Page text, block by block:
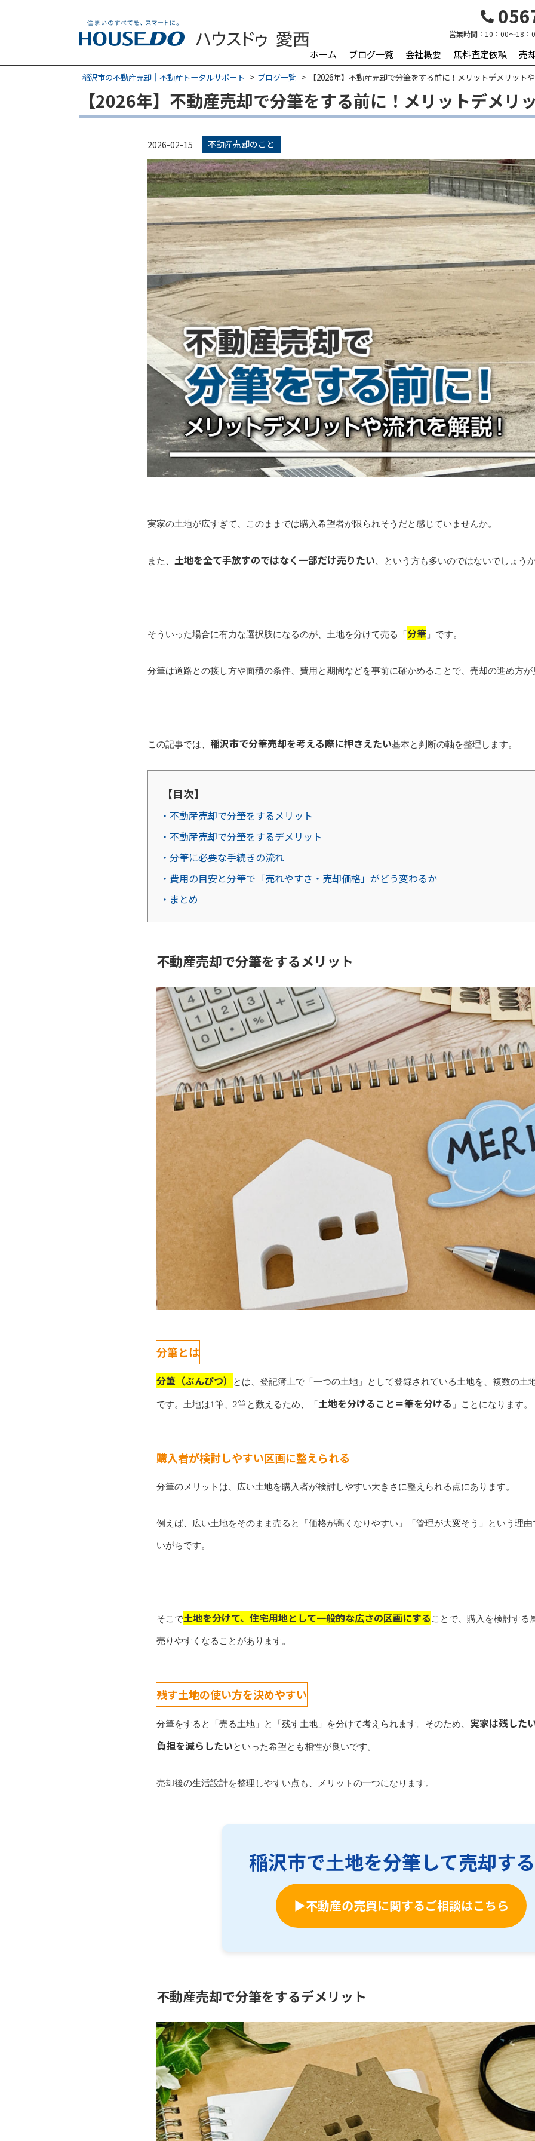
営業時間： 10：00～18：
ホーム ブログ一覧 会社概要 無料査定依頼 売
稲沢市の不動産売却｜不動産トータルサポート ブログ一覧 【2026年】不動産売却で分筆をする前に！メリットデメリット
【2026年】不動産売却で分筆をする前に！メリットデメリ
2026-02-15 不動産売却のこと
実家の土地が広すぎて、このままでは購入希望者が限られそうだと感じていませんか。
また、 土地を全て手放すのではなく一部だけ売りたい、という方も多いのではないでしょうか
そういった場合に有力な選択肢になるのが、土地を分けて売る「 分筆 」です。
分筆は道路との接し方や面積の条件、費用と期間などを事前に確かめることで、売却の進め方が
この記事では、 稲沢市で分筆売却を考える際に押さえたい基本と判断の軸を整理します。
【目次】
・不動産売却で分筆をするメリット
・不動産売却で分筆をするデメリット
・分筆に必要な手続きの流れ
・費用の目安と分筆で「売れやすさ・売却価格」がどう変わるか
・まとめ
不動産売却で分筆をするメリット
分筆とは
分筆（ぶんぴつ） とは、登記簿上で「一つの土地」として登録されている土地を、複数の土
です。土地は1筆、2筆と数えるため、「 土地を分けること＝筆を分ける 」ことになります。
購入者が検討しやすい区画に整えられる
分筆のメリットは、広い土地を購入者が検討しやすい大きさに整えられる点にあります。
例えば、広い土地をそのまま売ると「価格が高くなりやすい」「管理が大変そう」という理
いがちです。
そこで土地を分けて、住宅用地として一般的な広さの区画にする ことで、購入を検討する
売りやすくなることがあります。
残す土地の使い方を決めやすい
分筆をすると「売る土地」と「残す土地」を分けて考えられます。そのため、 実家は残した
負担を減らしたいといった希望とも相性が良いです。
売却後の生活設計を整理しやすい点も、メリットの一つになります。
稲沢市で土地を分筆して売却する
▶不動産の売買に関するご相談はこちら
不動産売却で分筆をするデメリット